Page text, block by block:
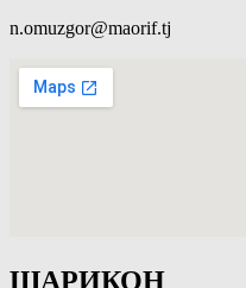
n.omuzgor@maorif.tj
ШАРИКОН